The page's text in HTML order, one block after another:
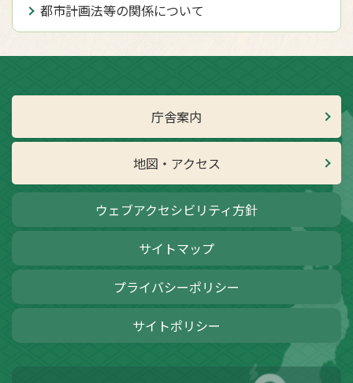
都市計画法等の関係について
庁舎案内
地図・アクセス
ウェブアクセシビリティ方針
サイトマップ
プライバシーポリシー
サイトポリシー